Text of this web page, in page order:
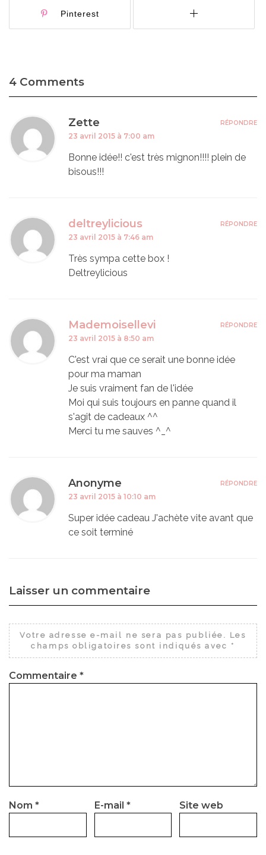
Pinterest
4 Comments
Zette
23 avril 2015 à 7:00 am
Bonne idée!! c'est très mignon!!!! plein de
bisous!!!
RÉPONDRE
deltreylicious
23 avril 2015 à 7:46 am
Très sympa cette box !
Deltreylicious
RÉPONDRE
Mademoisellevi
23 avril 2015 à 8:50 am
C'est vrai que ce serait une bonne idée
pour ma maman
Je suis vraiment fan de l'idée
Moi qui suis toujours en panne quand il
s'agit de cadeaux ^^
Merci tu me sauves ^_^
RÉPONDRE
Anonyme
23 avril 2015 à 10:10 am
Super idée cadeau J'achète vite avant que
ce soit terminé
RÉPONDRE
Laisser un commentaire
Votre adresse e-mail ne sera pas publiée.
Les
champs obligatoires sont indiqués avec *
Commentaire *
Nom * E-mail * Site web